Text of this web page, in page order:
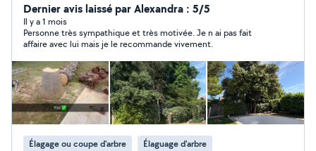
Dernier avis laissé par Alexandra : 5/5
Il y a 1 mois
Personne très sympathique et très motivée. Je n ai pas fait
affaire avec lui mais je le recommande vivement.
Élagage ou coupe d'arbre Élaguage d'arbre